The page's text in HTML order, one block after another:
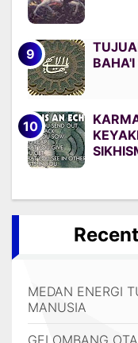
MEDAN ENERGI
MANUSIA